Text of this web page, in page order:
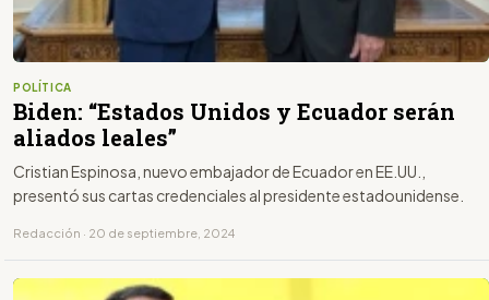
POLÍTICA
Biden: “Estados Unidos y Ecuador serán
aliados leales”
Cristian Espinosa, nuevo embajador de Ecuador en EE.UU.,
presentó sus cartas credenciales al presidente estadounidense.
Redacción · 20 de septiembre, 2024